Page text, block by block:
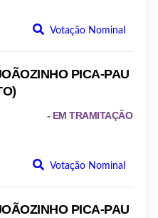
Votação Nominal
PICA-PAU
- EM TRAMITAÇÃO
Votação Nominal
PICA-PAU